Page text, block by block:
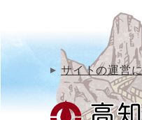
サイトの運営